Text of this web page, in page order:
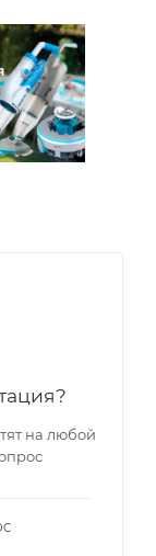
на любой